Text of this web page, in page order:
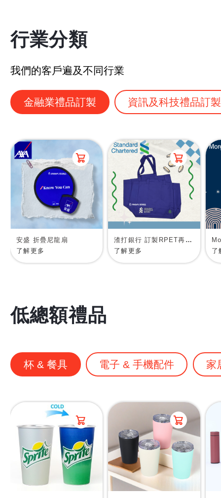
行業分類
我們的客戶遍及不同行業
金融業禮品訂製 資訊及科技禮品訂製
安盛 折疊尼龍扇
了解更多
渣打銀行 訂製RPET再生物料環保袋
了解更多
了
低總額禮品
杯 & 餐具 電子 & 手機配件 家